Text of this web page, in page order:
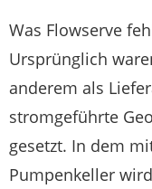
Was Flowserve
Ursprünglich
anderem als
stromgeführte
gesetzt. In dem
Pumpenkeller